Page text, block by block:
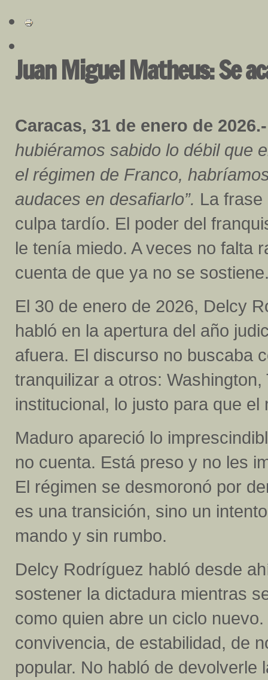
Juan Miguel Matheus: Se
Caracas, 31 de enero de 2026.-
hubiéramos sabido lo débil que
el régimen de Franco,
audaces en desafiarlo”. La
culpa tardío. El poder del
le tenía miedo. A veces no falta
cuenta de que ya no se
El 30 de enero de 2026, Delcy
habló en la apertura del año
afuera. El discurso no buscaba
tranquilizar a otros:
institucional, lo justo para que
Maduro apareció lo
no cuenta. Está preso y no les
El régimen se desmoronó por
es una transición, sino un
mando y sin rumbo.
Delcy Rodríguez habló desde
sostener la dictadura mientras
como quien abre un ciclo
convivencia, de estabilidad, de
popular. No habló de